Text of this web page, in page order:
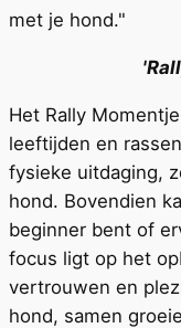
met je hond."
Het Rally
leeftijden en
fysieke uitdaging,
hond. Bovendien
beginner bent of
focus ligt op het
vertrouwen en
hond, samen